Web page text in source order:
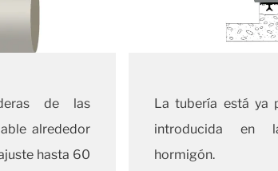
de las
alrededor
hasta 60
La tubería está ya
introducida en
hormigón.